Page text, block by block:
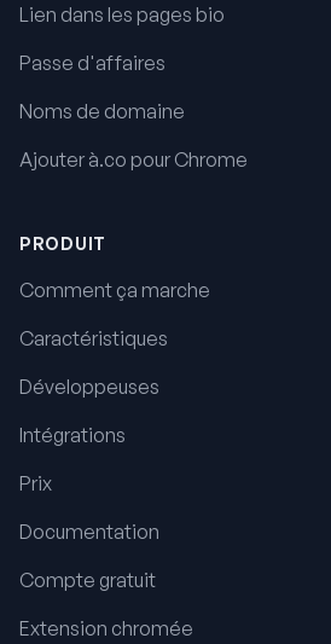
Lien dans les pages bio
Passe d'affaires
Noms de domaine
Ajouter à.co pour Chrome
PRODUIT
Comment ça marche
Caractéristiques
Développeuses
Intégrations
Prix
Documentation
Compte gratuit
Extension chromée